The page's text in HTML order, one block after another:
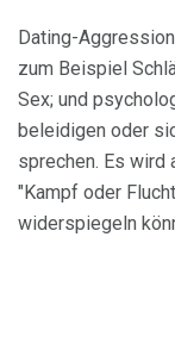
Dating-
zum Beispiel
Sex; und
beleidigen oder
sprechen. Es wird
"Kampf oder
widerspiegeln